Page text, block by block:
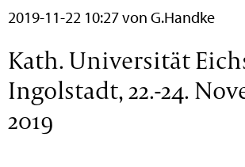
2019-11-22 10:27von G.Handke
Kath. Universität
Ingolstadt, 22.-24.
2019